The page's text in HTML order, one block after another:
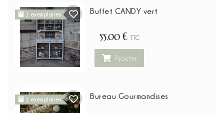
1 exemplaires Buffet CANDY vert
55,00 € TTC
Ajouter
1 exemplaires Bureau Gourmandises